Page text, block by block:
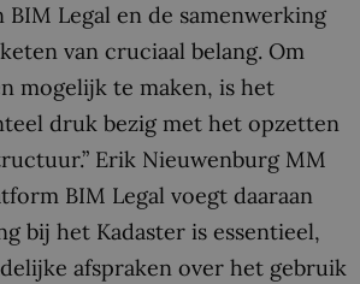
Legal en de samenwerking
van cruciaal belang. Om
mogelijk te maken, is het
druk bezig met het opzetten
Erik Nieuwenburg MM
BIM Legal voegt daaraan
bij het Kadaster is essentieel,
afspraken over het gebruik